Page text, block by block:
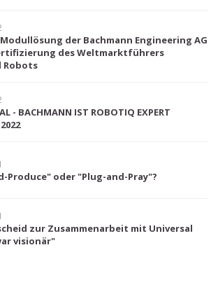
der Bachmann Engineering AG
des Weltmarktführers
Robots
- BACHMANN IST ROBOTIQ EXPERT
Produce" oder "Plug-and-Pray"?
zur Zusammenarbeit mit Universal
visionär"